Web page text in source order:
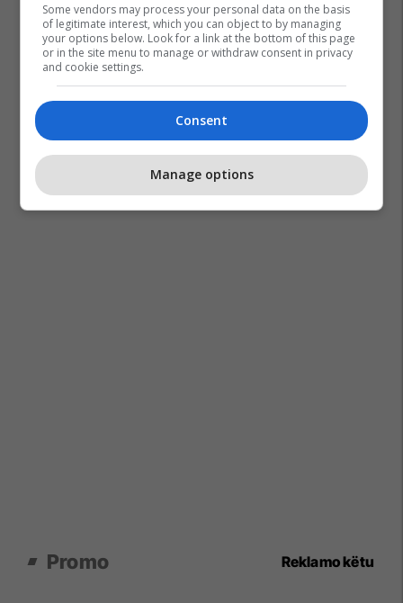
Promo Reklamo këtu
Some vendors may process your personal data on the basis
of legitimate interest, which you can object to by managing
your options below. Look for a link at the bottom of this page
or in the site menu to manage or withdraw consent in privacy
and cookie settings.
Consent
Manage options